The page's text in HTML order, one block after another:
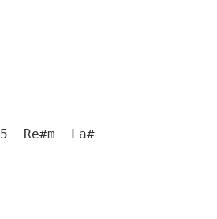
Re#m  La#